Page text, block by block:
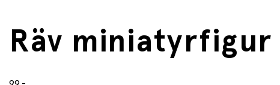
Räv miniatyrfigur